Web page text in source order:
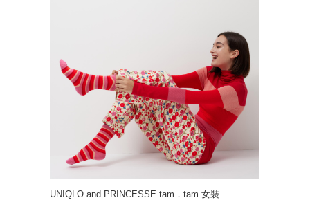
UNIQLO and PRINCESSE tam．tam 女裝